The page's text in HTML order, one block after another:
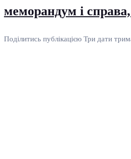
меморандум і
Поділитись публікацією Три дати